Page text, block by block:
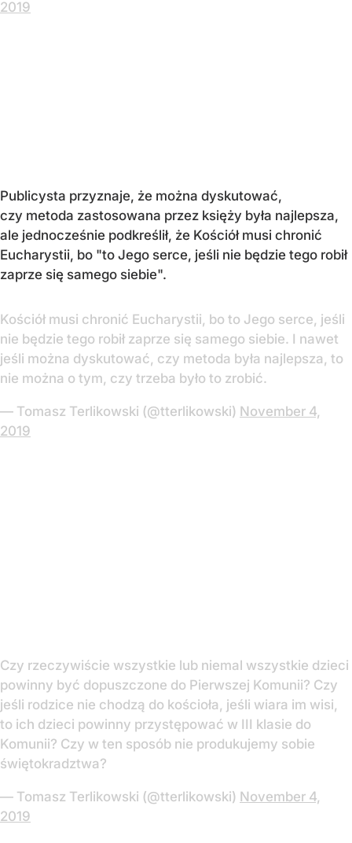
2019
Publicysta przyznaje, że można dyskutować,
czy metoda zastosowana przez księży była najlepsza,
ale jednocześnie podkreślił, że Kościół musi chronić
Eucharystii, bo "to Jego serce, jeśli nie będzie tego robił
zaprze się samego siebie".
Kościół musi chronić Eucharystii, bo to Jego serce, jeśli
nie będzie tego robił zaprze się samego siebie. I nawet
jeśli można dyskutować, czy metoda była najlepsza, to
nie można o tym, czy trzeba było to zrobić.
— Tomasz Terlikowski (@tterlikowski) November 4,
2019
Czy rzeczywiście wszystkie lub niemal wszystkie dzieci
powinny być dopuszczone do Pierwszej Komunii? Czy
jeśli rodzice nie chodzą do kościoła, jeśli wiara im wisi,
to ich dzieci powinny przystępować w III klasie do
Komunii? Czy w ten sposób nie produkujemy sobie
świętokradztwa?
— Tomasz Terlikowski (@tterlikowski) November 4,
2019